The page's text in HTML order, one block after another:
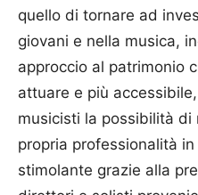
quello di tornare ad
giovani e nella musica,
approccio al patrimonio
attuare e più
musicisti la possibilità di
propria professionalità
stimolante grazie alla